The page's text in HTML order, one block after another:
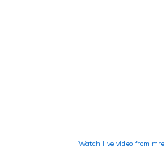
Watch live video from